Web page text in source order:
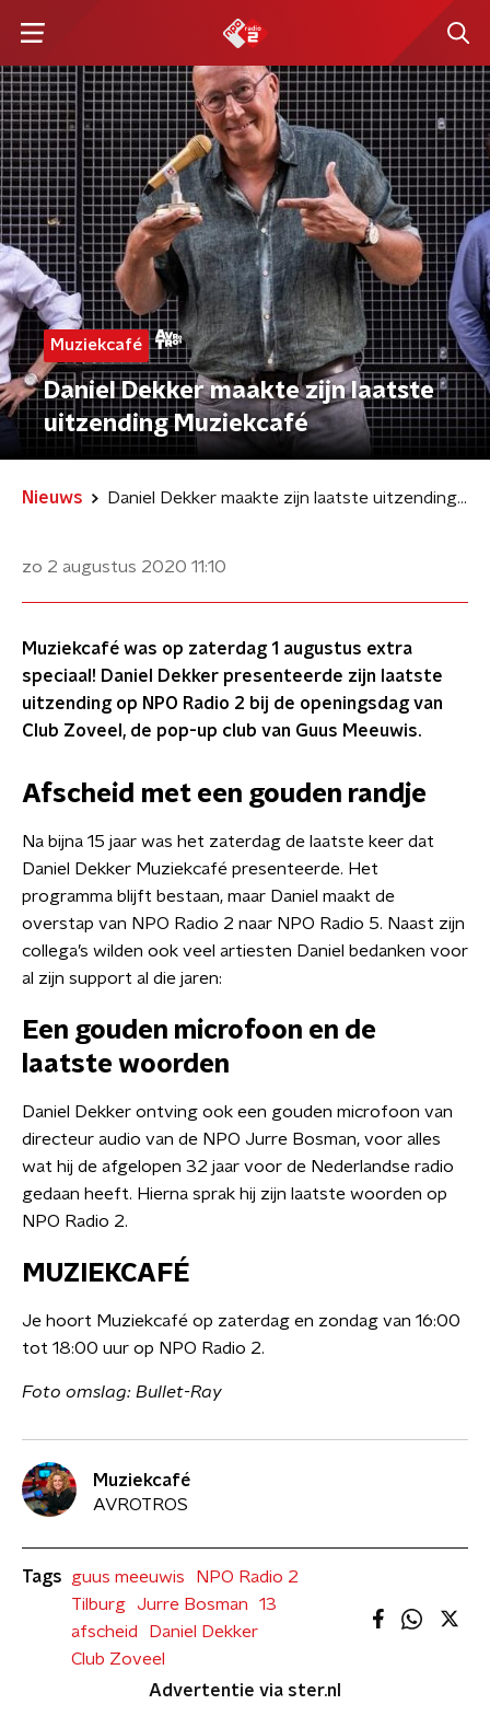
Muziekcafé
Daniel Dekker maakte zijn laatste
uitzending Muziekcafé
Nieuws Daniel Dekker maakte zijn laatste uitzending Muziekcafé
zo 2 augustus 2020 11:10
Muziekcafé was op zaterdag 1 augustus extra
speciaal! Daniel Dekker presenteerde zijn laatste
uitzending op NPO Radio 2 bij de openingsdag van
Club Zoveel, de pop-up club van Guus Meeuwis.
Afscheid met een gouden randje
Na bijna 15 jaar was het zaterdag de laatste keer dat
Daniel Dekker Muziekcafé presenteerde. Het
programma blijft bestaan, maar Daniel maakt de
overstap van NPO Radio 2 naar NPO Radio 5. Naast zijn
collega’s wilden ook veel artiesten Daniel bedanken voor
al zijn support al die jaren:
Een gouden microfoon en de
laatste woorden
Daniel Dekker ontving ook een gouden microfoon van
directeur audio van de NPO Jurre Bosman, voor alles
wat hij de afgelopen 32 jaar voor de Nederlandse radio
gedaan heeft. Hierna sprak hij zijn laatste woorden op
NPO Radio 2.
MUZIEKCAFÉ
Je hoort Muziekcafé op zaterdag en zondag van 16:00
tot 18:00 uur op NPO Radio 2.
Foto omslag: Bullet-Ray
Muziekcafé
AVROTROS
Tags guus meeuwis
NPO Radio 2
Tilburg
Jurre Bosman
13
afscheid
Daniel Dekker
Club Zoveel
Advertentie via ster.nl